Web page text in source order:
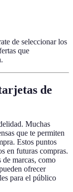
de seleccionar los
que
de
Muchas
que te permiten
Estos puntos
en futuras compras.
de marcas, como
ofrecer
para el público